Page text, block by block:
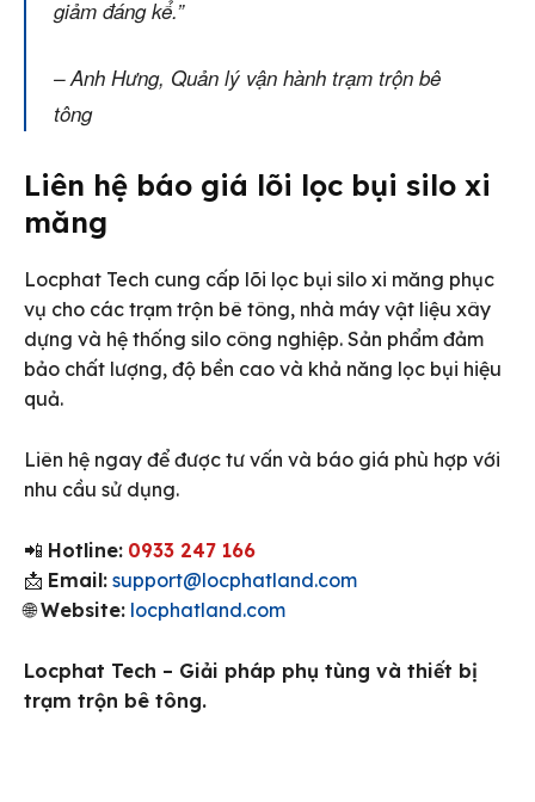
giảm đáng kể.”
– Anh Hưng, Quản lý vận hành trạm trộn bê
tông
Liên hệ báo giá lõi lọc bụi silo xi
măng
Locphat Tech cung cấp lõi lọc bụi silo xi măng phục
vụ cho các trạm trộn bê tông, nhà máy vật liệu xây
dựng và hệ thống silo công nghiệp. Sản phẩm đảm
bảo chất lượng, độ bền cao và khả năng lọc bụi hiệu
quả.
Liên hệ ngay để được tư vấn và báo giá phù hợp với
nhu cầu sử dụng.
📲 Hotline: 0933 247 166
📩 Email: support@locphatland.com
🌐Website: locphatland.com
Locphat Tech – Giải pháp phụ tùng và thiết bị
trạm trộn bê tông.